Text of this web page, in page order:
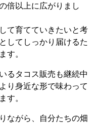
倍以上に広がりまし
て育てていきたいと考
してしっかり届けるた
す。
るタコス販売も継続中
り身近な形で味わって
す。
ながら、自分たちの畑